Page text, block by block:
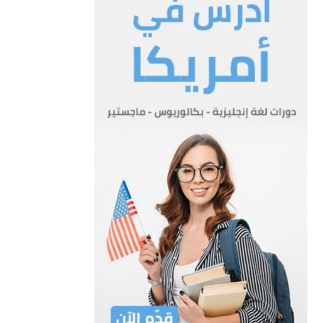
من المادة (4) من هذا النظام.
د- الموظفون الذين يتقاضون علاوة بدل تمثيل أو بدل ضيافة.
ه- الموظفون الذين يتقاضون مكافآت أو أجور أو تعويض أو بدل
جلسات لقاء تمثيلهم الحكومة في الشركات أو الدوائر أو المؤسسات
أو المجالس أو السلطات أو الهيأت الاستشارية أو اللجان.
و- الموظفون الذين يتقاضون أجور مساعي في جميع الوزارات
لا يجوز الجمع بين هذه العلاوة وأية علاوات أو مكافآت أو أجور أو
تعويض أو بدل جلسات أو بدل تمثيل أو بدل ضيافة الواردة
في المادة (4) من هذا النظام وتؤدى العلاوة الأعلى فقط في هذه
الحالات ويستثنى من ذلك العلاوات التالية:-
أ- علاوة غلاء المعيشة التي تمنح بموجب نظام علاوات غلاء المعيشة
للموظفين رقم 61 لسنة 1959.
ب- علاوات الميدان التي تمنح بموجب نظام علاوات الميدان الموحد